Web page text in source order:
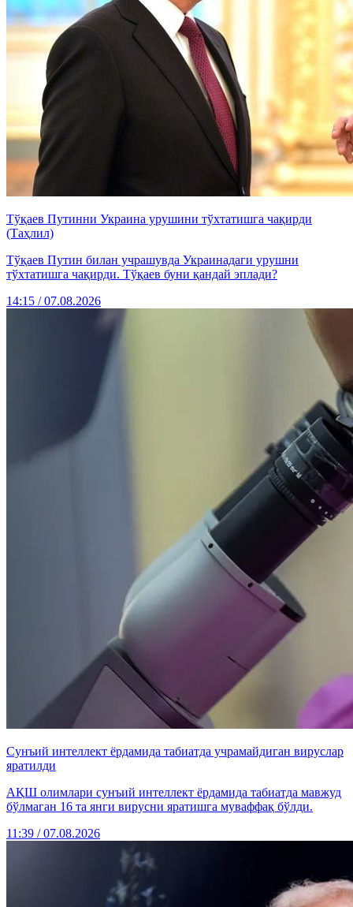
Тўқаев Путинни Украина урушини тўхтатишга чақирди
(Таҳлил)
Тўқаев Путин билан учрашувда Украинадаги урушни
тўхтатишга чақирди. Тўқаев буни қандай эплади?
14:15 / 07.08.2026
Сунъий интеллект ёрдамида табиатда учрамайдиган вируслар
яратилди
АҚШ олимлари сунъий интеллект ёрдамида табиатда мавжуд
бўлмаган 16 та янги вирусни яратишга муваффақ бўлди.
11:39 / 07.08.2026